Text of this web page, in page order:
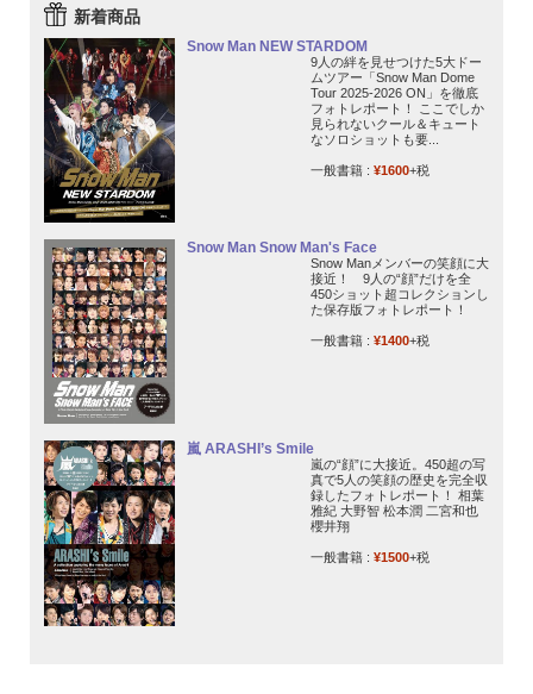
新着商品
Snow Man NEW STARDOM
9人の絆を見せつけた5大ドー
ムツアー「Snow Man Dome
Tour 2025-2026 ON」を徹底
フォトレポート！ ここでしか
見られないクール＆キュート
なソロショットも要...
一般書籍 : ¥1600+税
Snow Man Snow Man's Face
Snow Manメンバーの笑顔に大
接近！ 9人の“顔”だけを全
450ショット超コレクションし
た保存版フォトレポート！
一般書籍 : ¥1400+税
嵐 ARASHI’s Smile
嵐の“顔”に大接近。450超の写
真で5人の笑顔の歴史を完全収
録したフォトレポート！ 相葉
雅紀 大野智 松本潤 二宮和也
櫻井翔
一般書籍 : ¥1500+税